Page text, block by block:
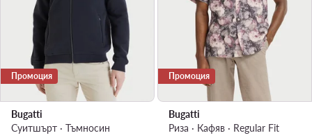
Промоция
Bugatti
Суитшърт · Тъмносин
Промоция
Bugatti
Риза · Кафяв · Regular Fit